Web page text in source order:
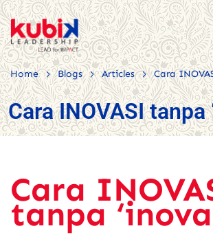
Home > Blogs > Articles > Cara
Cara INOVASI tanpa
Cara
tanpa